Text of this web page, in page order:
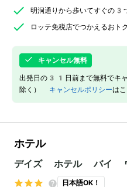
明洞通りから歩いてすぐの3
ロッテ免税店でつかえるお
キャンセル無料
出発日の31日前まで無料でキ
除く） キャンセルポリシーはこ
ホテル
デイズ ホテル バイ
日本語OK！